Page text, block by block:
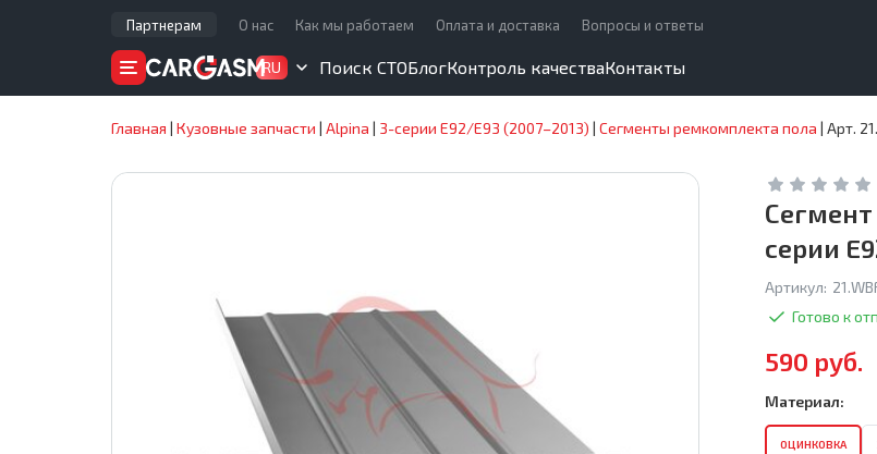
Партнерам О нас Как мы работаем Оплата и доставка Вопросы и ответы
RU Поиск СТОБлогКонтроль качестваКонтакты
Главная | Кузовные запчасти | Alpina | 3-серии E92/E93 (2007–2013) | Сегменты ремкомплекта пола | Арт.
серии
Артикул:
Готово к
590 руб.
Материал:
ОЦИНКОВКА